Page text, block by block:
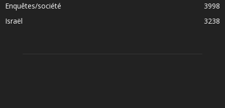
Enquêtes/société
3998
Israël
3238